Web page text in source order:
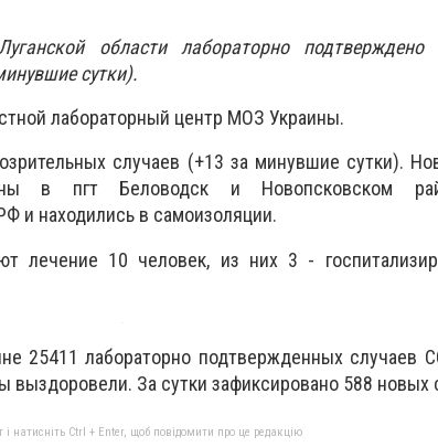
области лабораторно подтверждено
сутки).
лабораторный центр МОЗ Украины.
случаев (+13 за минувшие сутки).
в пгт Беловодск и Новопсковском
и находились в самоизоляции.
лечение 10 человек, из них 3 -
25411 лабораторно подтвержденных случаев
выздоровели. За сутки зафиксировано 588 новых
натисніть Ctrl + Enter, щоб повідомити про це редакцію